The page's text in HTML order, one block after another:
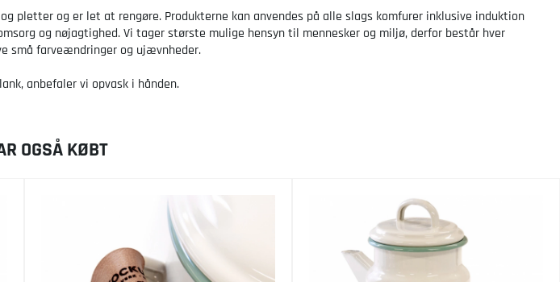
pletter og er let at rengøre. Produkterne kan anvendes på alle slags komfurer inklusive induktion
og nøjagtighed. Vi tager største mulige hensyn til mennesker og miljø, derfor består hver
små farveændringer og ujævnheder.
anbefaler vi opvask i hånden.
OGSÅ KØBT